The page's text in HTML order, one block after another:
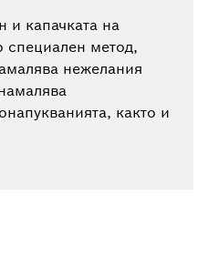
и капачката на
специален метод,
нежелания
както и